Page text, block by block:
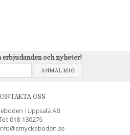
erbjudanden och nyheter!
ANMÄL MIG
OSS
i Uppsala AB
018-130276